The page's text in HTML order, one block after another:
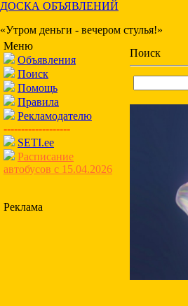
ДОСКА ОБЪЯВЛЕНИЙ
«Утром деньги - вечером стулья!»
Меню
Объявления
Поиск
Помощь
Правила
Рекламодателю
-------------------
SETI.ee
Расписание
автобусов с 15.04.2026
Реклама
Поиск